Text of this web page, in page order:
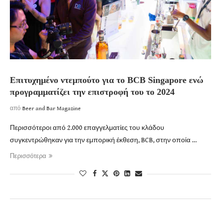
Επιτυχημένο ντεμπούτο για το BCB Singapore ενώ
προγραμματίζει την επιστροφή του το 2024
από Beer and Bar Magazine
Περισσότεροι από 2.000 επαγγελματίες του κλάδου
συγκεντρώθηκαν για την εμπορική έκθεση, BCB, στην οποία …
Περισσότερα